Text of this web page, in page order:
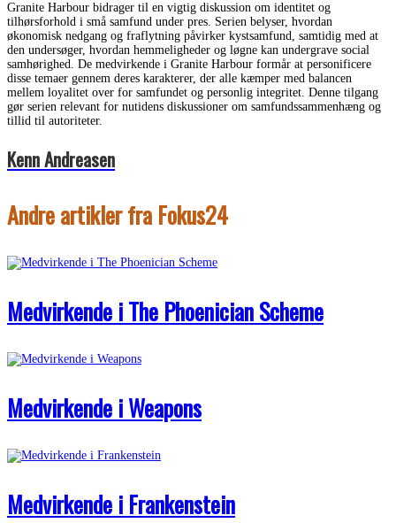
Granite Harbour bidrager til en vigtig diskussion om identitet og
tilhørsforhold i små samfund under pres. Serien belyser, hvordan
økonomisk nedgang og fraflytning påvirker kystsamfund, samtidig med at
den undersøger, hvordan hemmeligheder og løgne kan undergrave social
samhørighed. De medvirkende i Granite Harbour formår at personificere
disse temaer gennem deres karakterer, der alle kæmper med balancen
mellem loyalitet over for samfundet og personlig integritet. Denne tilgang
gør serien relevant for nutidens diskussioner om samfundssammenhæng og
tillid til autoriteter.
Kenn Andreasen
Andre artikler fra Fokus24
Medvirkende i The Phoenician Scheme
Medvirkende i Weapons
Medvirkende i Frankenstein